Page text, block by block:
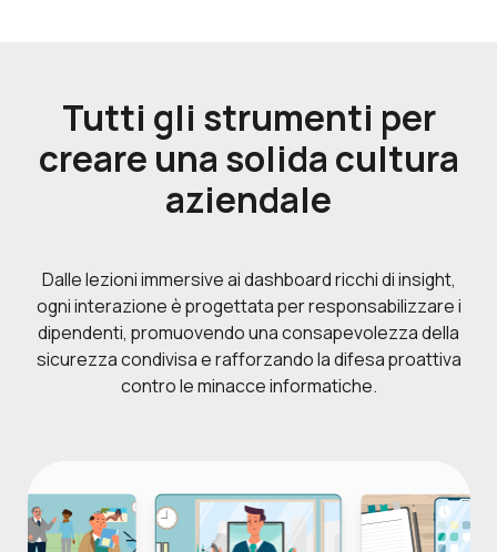
Tutti gli strumenti per
creare una solida cultura
aziendale
Dalle lezioni immersive ai dashboard ricchi di insight,
ogni interazione è progettata per responsabilizzare i
dipendenti, promuovendo una consapevolezza della
sicurezza condivisa e rafforzando la difesa proattiva
contro le minacce informatiche.